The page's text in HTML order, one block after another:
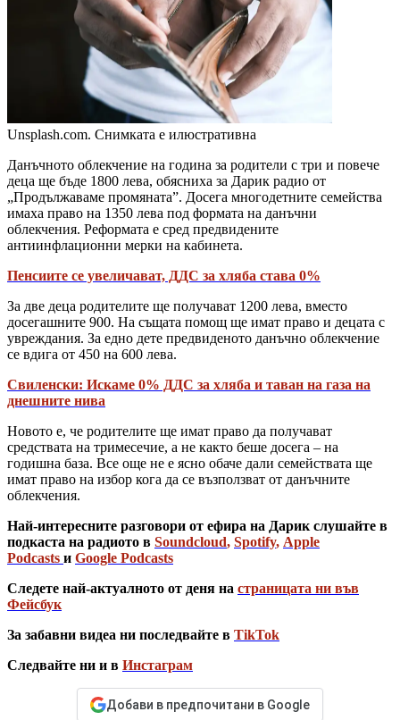
Unsplash.com. Снимката е илюстративна
Данъчното облекчение на година за родители с три и повече
деца ще бъде 1800 лева, обясниха за Дарик радио от
„Продължаваме промяната”. Досега многодетните семейства
имаха право на 1350 лева под формата на данъчни
облекчения. Реформата е сред предвидените
антиинфлационни мерки на кабинета.
Пенсиите се увеличават, ДДС за хляба става 0%
За две деца родителите ще получават 1200 лева, вместо
досегашните 900. На същата помощ ще имат право и децата с
увреждания. За едно дете предвиденото данъчно облекчение
се вдига от 450 на 600 лева.
Свиленски: Искаме 0% ДДС за хляба и таван на газа на
днешните нива
Новото е, че родителите ще имат право да получават
средствата на тримесечие, а не както беше досега – на
годишна база. Все още не е ясно обаче дали семействата ще
имат право на избор кога да се възползват от данъчните
облекчения.
Най-интересните разговори от ефира на Дарик слушайте в
подкаста на радиото в Soundcloud, Spotify, Apple
Podcasts и Google Podcasts
Следете най-актуалното от деня на страницата ни във
Фейсбук
За забавни видеа ни последвайте в TikTok
Следвайте ни и в Инстаграм
Добави в предпочитани в Google